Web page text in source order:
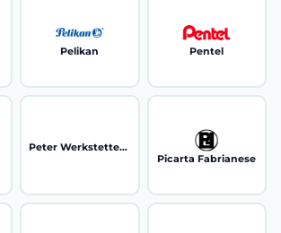
Pelikan
Pentel
Peter Werkstetter e Kfm
Picarta Fabrianese